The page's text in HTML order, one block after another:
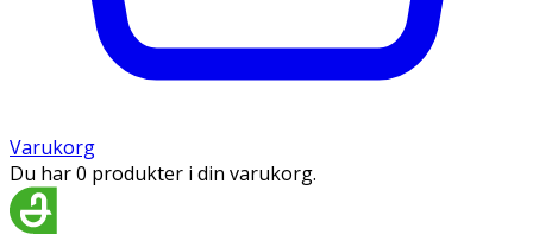
Varukorg
Du har 0 produkter i din varukorg.